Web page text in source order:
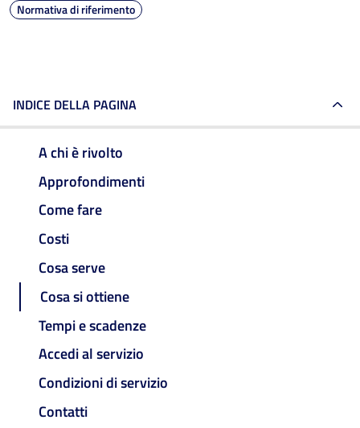
Normativa di riferimento
INDICE DELLA PAGINA
A chi è rivolto
Approfondimenti
Come fare
Costi
Cosa serve
Cosa si ottiene
Tempi e scadenze
Accedi al servizio
Condizioni di servizio
Contatti